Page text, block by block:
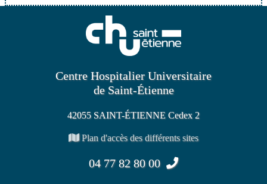
Centre Hospitalier Universitaire
de Saint-Étienne
42055 SAINT-ÉTIENNE Cedex 2
Plan d'accès des différents sites
04 77 82 80 00